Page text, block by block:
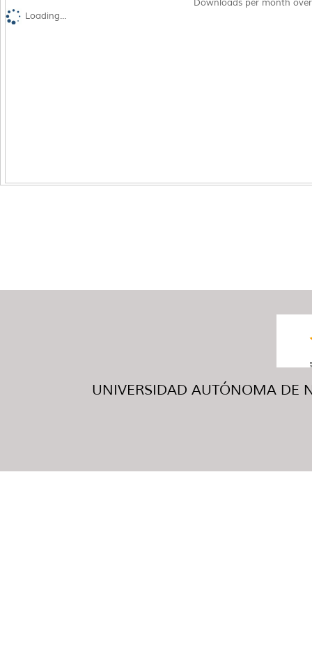
Downloads per month
Loading...
UNIVERSIDAD AUTÓNOMA DE